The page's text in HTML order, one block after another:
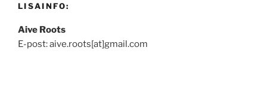
LISAINFO:
Aive Roots
E-post: aive.roots[at]gmail.com